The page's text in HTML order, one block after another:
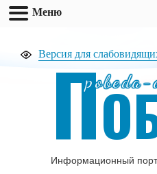
Версия для
П
Информационный
Меню